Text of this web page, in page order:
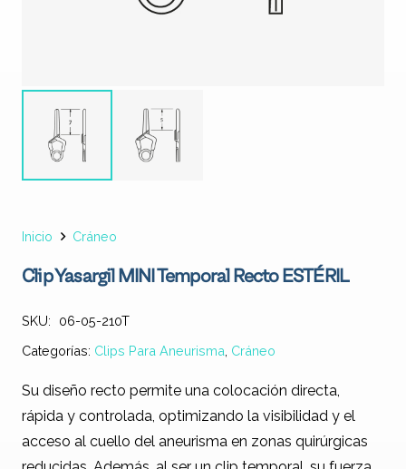
Inicio Cráneo
Clip Yasargil MINI Temporal Recto ESTÉRIL
SKU:
06-05-210T
Categorías: Clips Para Aneurisma Cráneo
Su diseño recto permite una colocación directa,
rápida y controlada, optimizando la visibilidad y el
acceso al cuello del aneurisma en zonas quirúrgicas